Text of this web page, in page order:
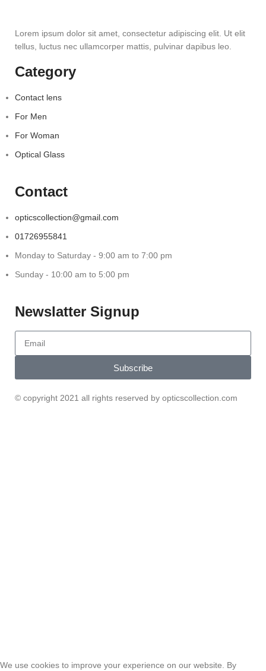
Lorem ipsum dolor sit amet, consectetur adipiscing elit. Ut elit
tellus, luctus nec ullamcorper mattis, pulvinar dapibus leo.
Category
Contact lens
For Men
For Woman
Optical Glass
Contact
opticscollection@gmail.com
01726955841
Monday to Saturday - 9:00 am to 7:00 pm
Sunday - 10:00 am to 5:00 pm
Newslatter Signup
Subscribe
© copyright 2021 all rights reserved by opticscollection.com
We use cookies to improve your experience on our website. By